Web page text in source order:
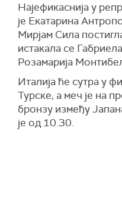
Најефикаснија у
је Екатарина
Мирјам Сила
истакала се
Розамарија
Италија ће сутра у
Турске, а меч је на
бронзу између
је од 10.30.